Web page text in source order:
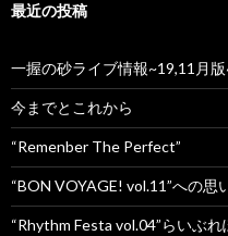
最近の投稿
一握の砂ライブ情報~19,11月
今までとこれから
“Remenber The Perfect”
“BON VOYAGE! vol.11”への思
“Rhythm Festa vol.04”らいぶれ